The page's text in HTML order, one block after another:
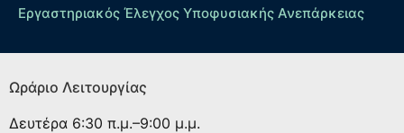
Εργαστηριακός Έλεγχος Υποφυσιακής Ανεπάρκειας
Ωράριο Λειτουργίας
Δευτέρα 6:30 π.μ.–9:00 μ.μ.